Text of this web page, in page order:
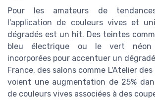
Pour les amateurs de
l'application de couleurs vives et
dégradés est un hit. Des teintes
bleu électrique ou le vert néon
incorporées pour accentuer un
France, des salons comme L'Atelier
voient une augmentation de 25%
de couleurs vives associées à des